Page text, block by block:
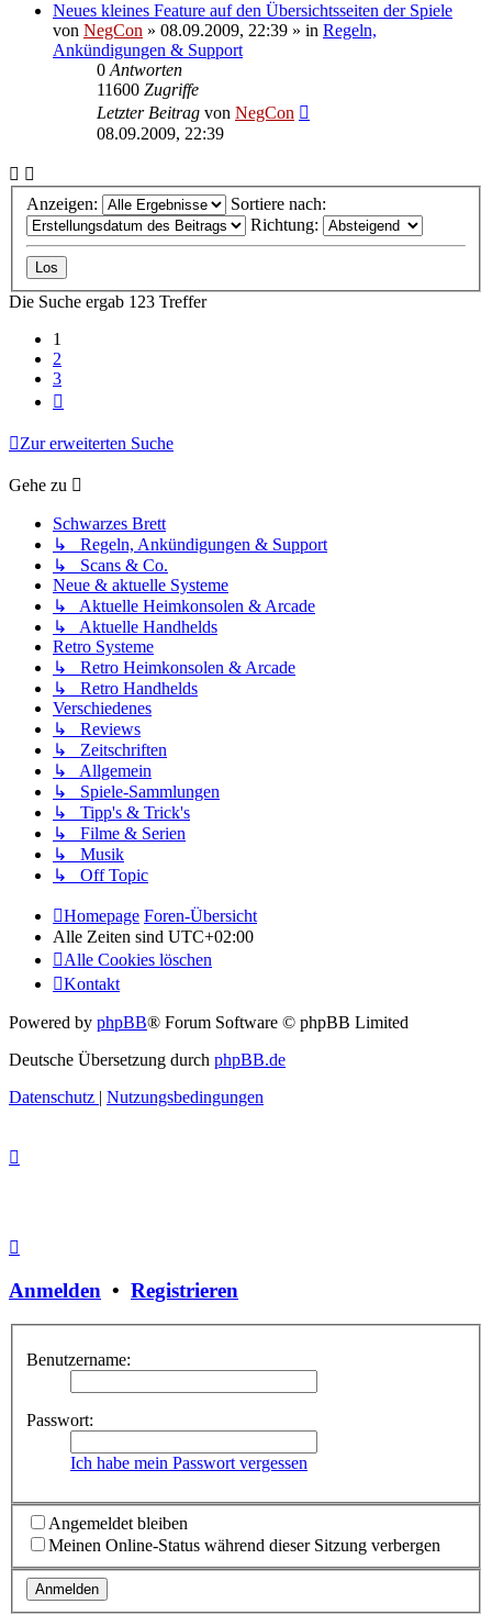
Neues kleines Feature auf den Übersichtsseiten der Spiele
von NegCon » 08.09.2009, 22:39 » in Regeln,
Ankündigungen & Support
0Antworten
11600 Zugriffe
Letzter Beitrag von NegCon
08.09.2009, 22:39
Anzeigen:
Sortiere nach:
Richtung:
Die Suche ergab 123 Treffer
1
2
3
Zur erweiterten Suche
Gehe zu
Schwarzes Brett
↳ Regeln, Ankündigungen & Support
↳ Scans & Co.
Neue & aktuelle Systeme
↳ Aktuelle Heimkonsolen & Arcade
↳ Aktuelle Handhelds
Retro Systeme
↳ Retro Heimkonsolen & Arcade
↳ Retro Handhelds
Verschiedenes
↳ Reviews
↳ Zeitschriften
↳ Allgemein
↳ Spiele-Sammlungen
↳ Tipp's & Trick's
↳ Filme & Serien
↳ Musik
↳ Off Topic
Homepage Foren-Übersicht
Alle Zeiten sind UTC+02:00
Alle Cookies löschen
Kontakt
Powered by phpBB® Forum Software © phpBB Limited
Deutsche Übersetzung durch phpBB.de
Datenschutz | Nutzungsbedingungen
Anmelden • Registrieren
Benutzername:
Passwort:
Ich habe mein Passwort vergessen
Angemeldet bleiben
Meinen Online-Status während dieser Sitzung verbergen